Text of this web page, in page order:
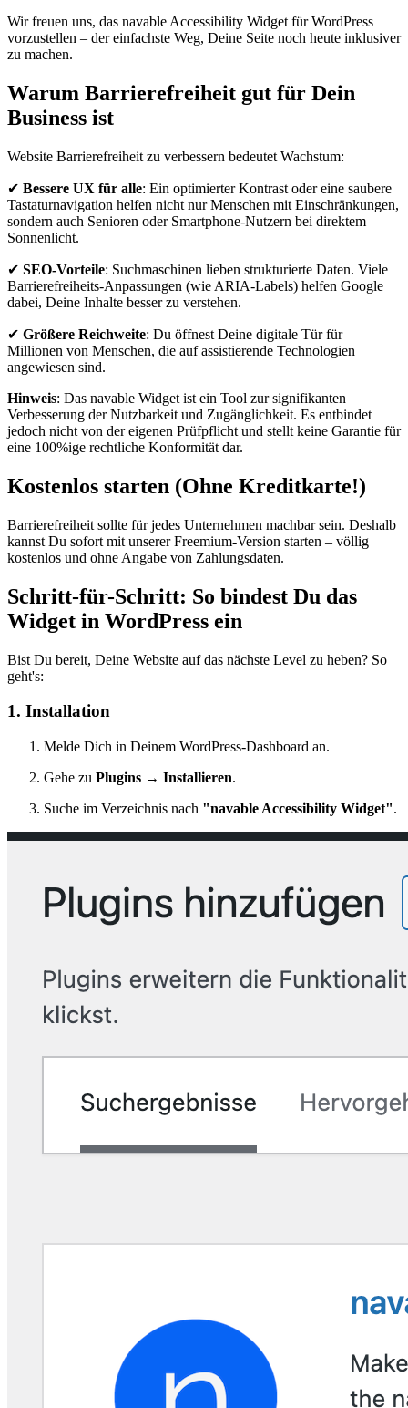
Wir freuen uns, das navable Accessibility Widget für WordPress
vorzustellen – der einfachste Weg, Deine Seite noch heute inklusiver
zu machen.
Warum Barrierefreiheit gut für Dein
Business ist
Website Barrierefreiheit zu verbessern bedeutet Wachstum:
✔ Bessere UX für alle: Ein optimierter Kontrast oder eine saubere
Tastaturnavigation helfen nicht nur Menschen mit Einschränkungen,
sondern auch Senioren oder Smartphone-Nutzern bei direktem
Sonnenlicht.
✔ SEO-Vorteile: Suchmaschinen lieben strukturierte Daten. Viele
Barrierefreiheits-Anpassungen (wie ARIA-Labels) helfen Google
dabei, Deine Inhalte besser zu verstehen.
✔ Größere Reichweite: Du öffnest Deine digitale Tür für
Millionen von Menschen, die auf assistierende Technologien
angewiesen sind.
Hinweis: Das navable Widget ist ein Tool zur signifikanten
Verbesserung der Nutzbarkeit und Zugänglichkeit. Es entbindet
jedoch nicht von der eigenen Prüfpflicht und stellt keine Garantie für
eine 100%ige rechtliche Konformität dar.
Kostenlos starten (Ohne Kreditkarte!)
Barrierefreiheit sollte für jedes Unternehmen machbar sein. Deshalb
kannst Du sofort mit unserer Freemium-Version starten – völlig
kostenlos und ohne Angabe von Zahlungsdaten.
Schritt-für-Schritt: So bindest Du das
Widget in WordPress ein
Bist Du bereit, Deine Website auf das nächste Level zu heben? So
geht's:
1. Installation
Melde Dich in Deinem WordPress-Dashboard an.
Gehe zu Plugins → Installieren.
Suche im Verzeichnis nach "navable Accessibility Widget".